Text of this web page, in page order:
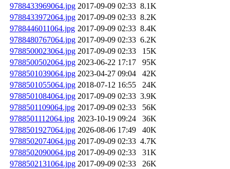
9788433969064.jpg 2017-09-09 02:33 8.1K
9788433972064.jpg 2017-09-09 02:33 8.2K
9788446011064.jpg 2017-09-09 02:33 8.4K
9788480767064.jpg 2017-09-09 02:33 6.2K
9788500023064.jpg 2017-09-09 02:33
15K
9788500502064.jpg 2023-06-22 17:17
95K
9788501039064.jpg 2023-04-27 09:04
42K
9788501055064.jpg 2018-07-12 16:55
24K
9788501084064.jpg 2017-09-09 02:33 3.9K
9788501109064.jpg 2017-09-09 02:33
56K
9788501112064.jpg 2023-10-19 09:24
36K
9788501927064.jpg 2026-08-06 17:49
40K
9788502074064.jpg 2017-09-09 02:33 4.7K
9788502090064.jpg 2017-09-09 02:33
31K
9788502131064.jpg 2017-09-09 02:33
26K